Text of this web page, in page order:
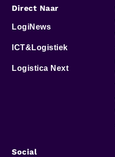
Direct Naar
LogiNews
ICT&Logistiek
Logistica Next
Social